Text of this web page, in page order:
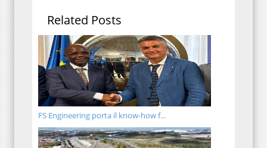
Related Posts
FS Engineering porta il know-how f...